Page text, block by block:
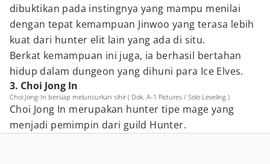
dibuktikan pada instingnya yang mampu menilai
dengan tepat kemampuan Jinwoo yang terasa lebih
kuat dari hunter elit lain yang ada di situ.
Berkat kemampuan ini juga, ia berhasil bertahan
hidup dalam dungeon yang dihuni para Ice Elves.
3. Choi Jong In
Choi Jong-In bersiap meluncurkan sihir ( Dok. A-1 Pictures / Solo Leveling )
Choi Jong In merupakan hunter tipe mage yang
menjadi pemimpin dari guild Hunter.